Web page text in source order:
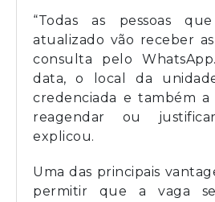
“Todas as pessoas
atualizado vão receber
consulta pelo
data, o local da
credenciada e também a
reagendar ou
explicou.
Uma das principais
permitir que a vaga